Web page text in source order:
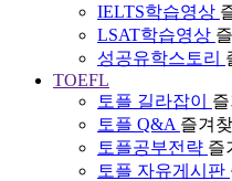
IELTS학습영상
LSAT학습영상
성공유학스토리
TOEFL
토플 길라잡이
즐
토플 Q&A 즐겨찾
토플공부전략 즐
토플 자유게시판